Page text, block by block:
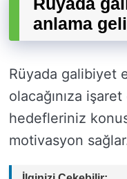
anlama
Rüyada galibiyet
olacağınıza
hedefleriniz
motivasyon